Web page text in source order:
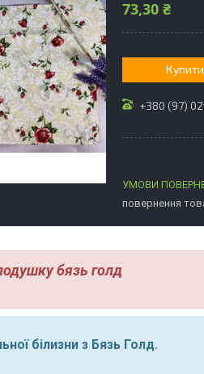
73,30 ₴
Купити
+380 (97)
повернення
бязь голд
білизни з Бязь Голд.